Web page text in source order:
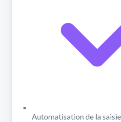
Automatisation de la